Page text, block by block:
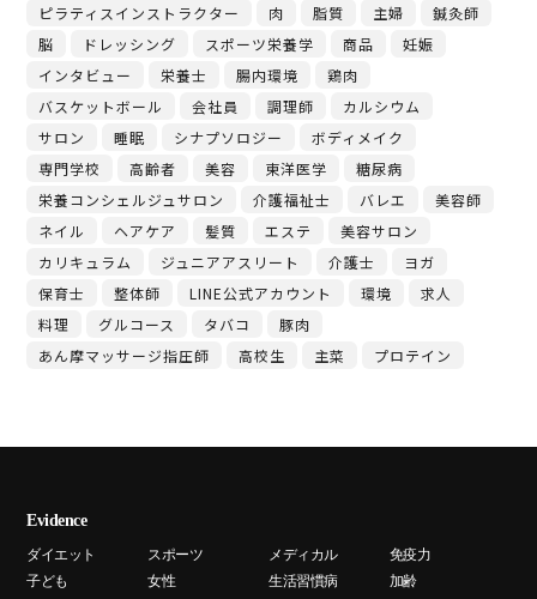
ピラティスインストラクター
肉 脂質 主婦
鍼灸師
脳
ドレッシング スポーツ栄養学 商品
妊娠
インタビュー
栄養士 腸内環境
鶏肉
バスケットボール
会社員 調理師
カルシウム
サロン
睡眠 シナプソロジー
ボディメイク
専門学校
高齢者 美容 東洋医学
糖尿病
栄養コンシェルジュサロン
介護福祉士 バレエ
美容師
ネイル
ヘアケア 髪質 エステ
美容サロン
カリキュラム
ジュニアアスリート 介護士
ヨガ
保育士
整体師 LINE公式アカウント 環境
求人
料理
グルコース タバコ
豚肉
あん摩マッサージ指圧師
高校生 主菜 プロテイン
Evidence
ダイエット スポーツ メディカル
免疫力
子ども
女性 生活習慣病 加齢